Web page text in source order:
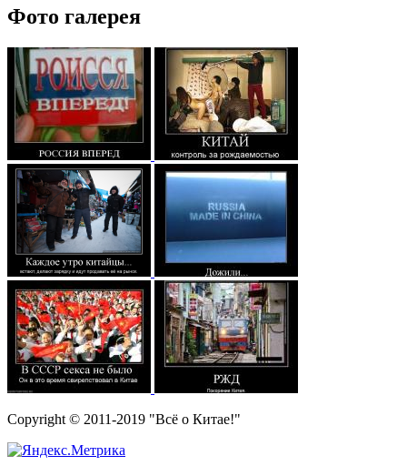
Фото галерея
Copyright © 2011-2019 "Всё о Китае!"